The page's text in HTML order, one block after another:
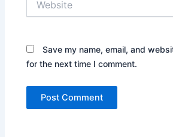
Save my name, email, and
for the next time I comment.